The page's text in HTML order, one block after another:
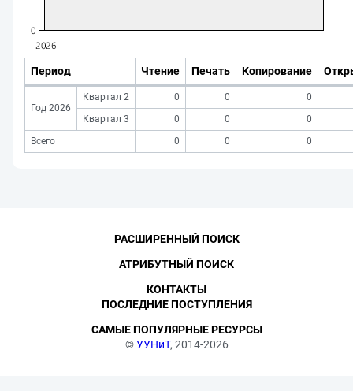
Период Чтение Печать Копирование
Год 2026
Квартал 2 0 0
0
Квартал 3
0 0
0
Всего
0 0 0
©УУНиТ, 2014-2026
РАСШИРЕННЫЙ ПОИСК
АТРИБУТНЫЙ ПОИСК
КОНТАКТЫ
ПОСЛЕДНИЕ ПОСТУПЛЕНИЯ
САМЫЕ ПОПУЛЯРНЫЕ РЕСУРСЫ